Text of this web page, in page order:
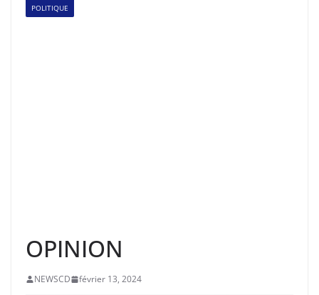
POLITIQUE
OPINION
NEWSCD février 13, 2024